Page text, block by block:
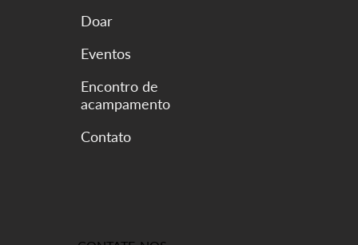
Eventos
Encontro de
acampamento
Doar